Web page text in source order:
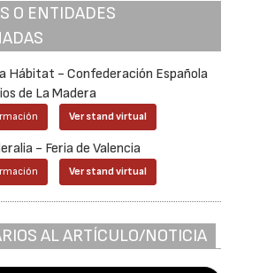
O ENTIDADES
Hábitat - Confederación Española
de La Madera
Ver stand virtual
- Feria de Valencia
Ver stand virtual
AL ARTÍCULO/NOTICIA